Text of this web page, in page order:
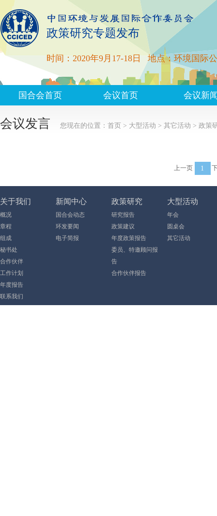
政策研究专题发布
时间：2020年9月17-18日 地点：环境国际
国合会首页 会议首页 会议新
会议发言 您现在的位置： 首页 > 大型活动 > 其它活动 > 政策
上一页 1
关于我们
概况
章程
组成
秘书处
合作伙伴
工作计划
年度报告
联系我们
新闻中心
国合会动态
环发要闻
电子简报
政策研究
研究报告
政策建议
年度政策报告
委员、特邀顾问报
告
合作伙伴报告
大型活动
年会
圆桌会
其它活动